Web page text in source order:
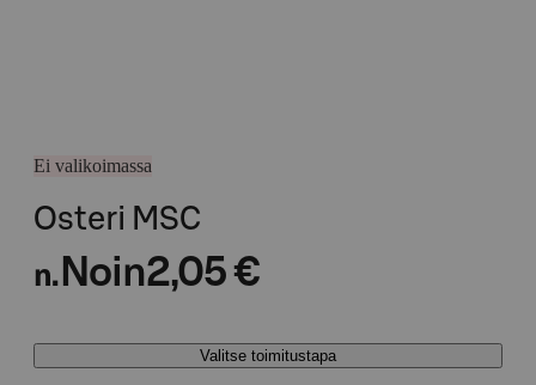
Ei valikoimassa
Osteri MSC
n. Noin2,05 €
Valitse toimitustapa